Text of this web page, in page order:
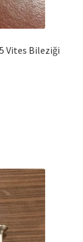
Vites Bileziği